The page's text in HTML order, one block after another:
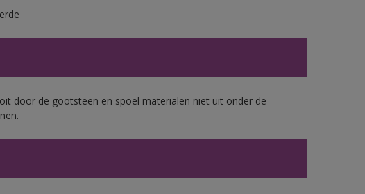
door de gootsteen en spoel materialen niet uit onder de